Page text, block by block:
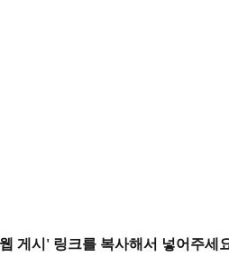
게시' 링크를 복사해서 넣어주세